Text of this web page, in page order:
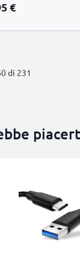
€
di 231